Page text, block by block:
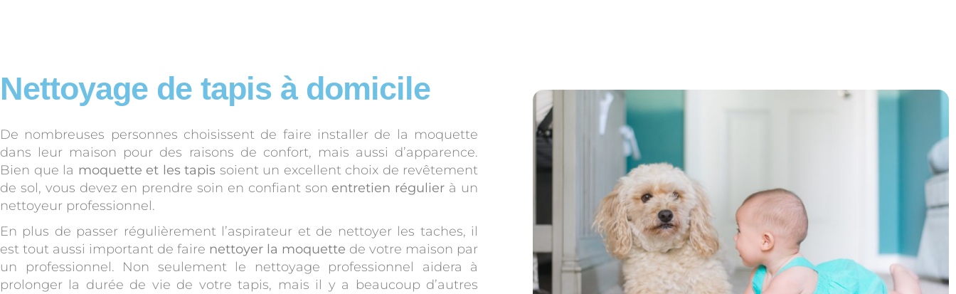
Nettoyage de tapis à domicile
De nombreuses personnes choisissent de faire installer de la moquette
dans leur maison pour des raisons de confort, mais aussi d’apparence.
Bien que la moquette et les tapis soient un excellent choix de revêtement
de sol, vous devez en prendre soin en confiant son entretien régulier à un
nettoyeur professionnel.
En plus de passer régulièrement l’aspirateur et de nettoyer les taches, il
est tout aussi important de faire nettoyer la moquette de votre maison par
un professionnel. Non seulement le nettoyage professionnel aidera à
prolonger la durée de vie de votre tapis, mais il y a beaucoup d’autres